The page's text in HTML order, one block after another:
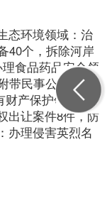
环境领域：治
40个，拆除河岸
食品药品安全领
民事公益诉讼
财产保护领域：立
出让案件8件，防
办理侵害英烈名